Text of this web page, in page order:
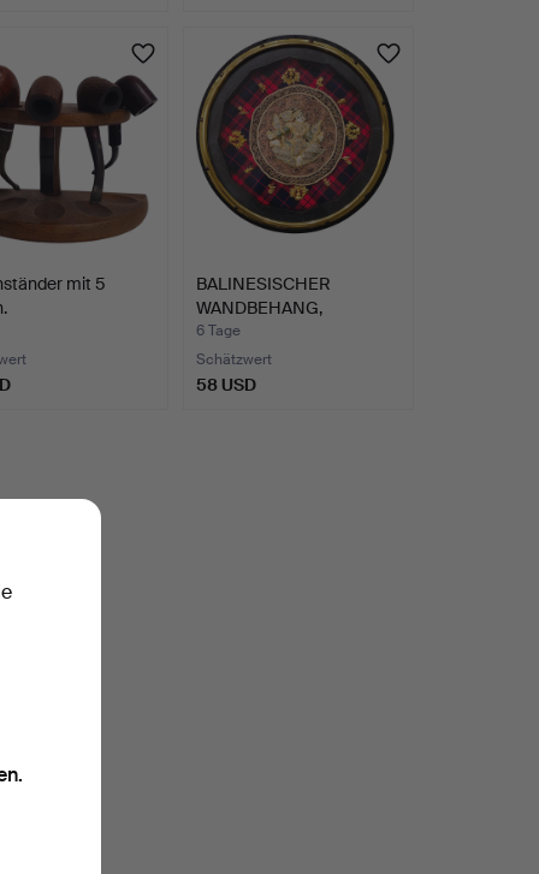
mit 5
BALINESISCHER
WANDBEHANG,
GERAHMT.
6 Tage
Schätzwert
58 USD